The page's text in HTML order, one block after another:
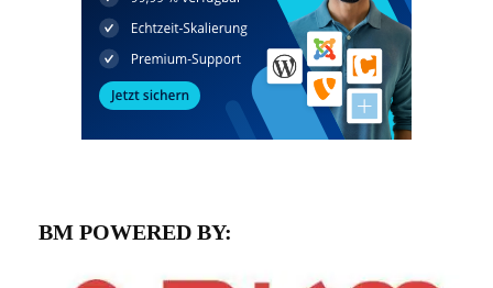
BM POWERED BY: